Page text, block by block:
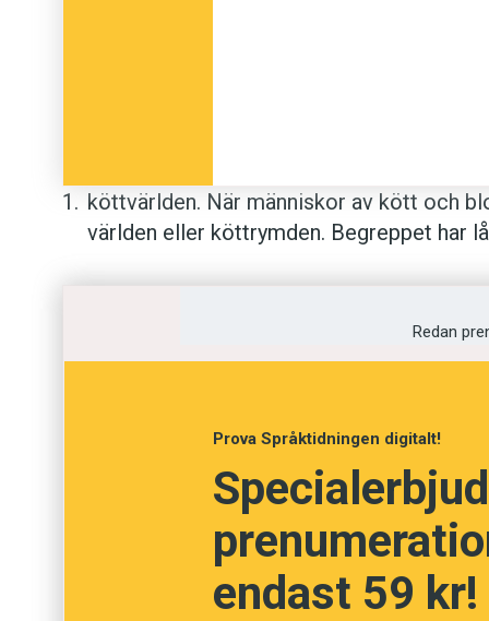
köttvärlden. När männi­skor av kött och
världen eller köttrymden. Begreppet har
mobiltelefonens täckning sviker lider
utan mobiltelefonkontakt’. Ordet är
inlärningsmetoder. Denna speciella
Redan
Prova Språktidningen digitalt!
endast 59 kr!